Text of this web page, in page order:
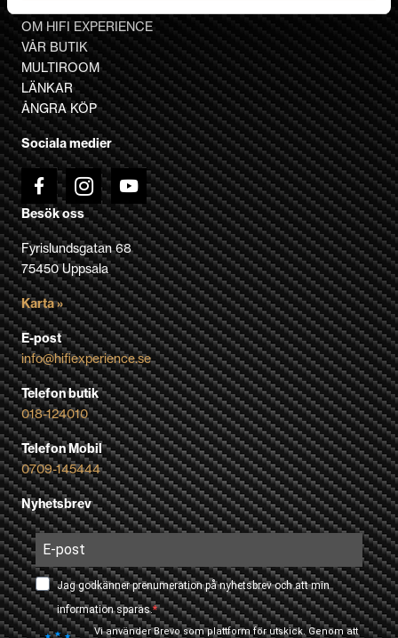
OM HIFI EXPERIENCE
VÅR BUTIK
MULTIROOM
LÄNKAR
ÅNGRA KÖP
Sociala medier
Besök oss
Fyrislundsgatan 68
75450 Uppsala
Karta »
E-post
info@hifiexperience.se
Telefon butik
018-124010
Telefon Mobil
0709-145444
Nyhetsbrev
Jag godkänner prenumeration på nyhetsbrev och att min
information sparas.
Vi använder Brevo som plattform för utskick. Genom att